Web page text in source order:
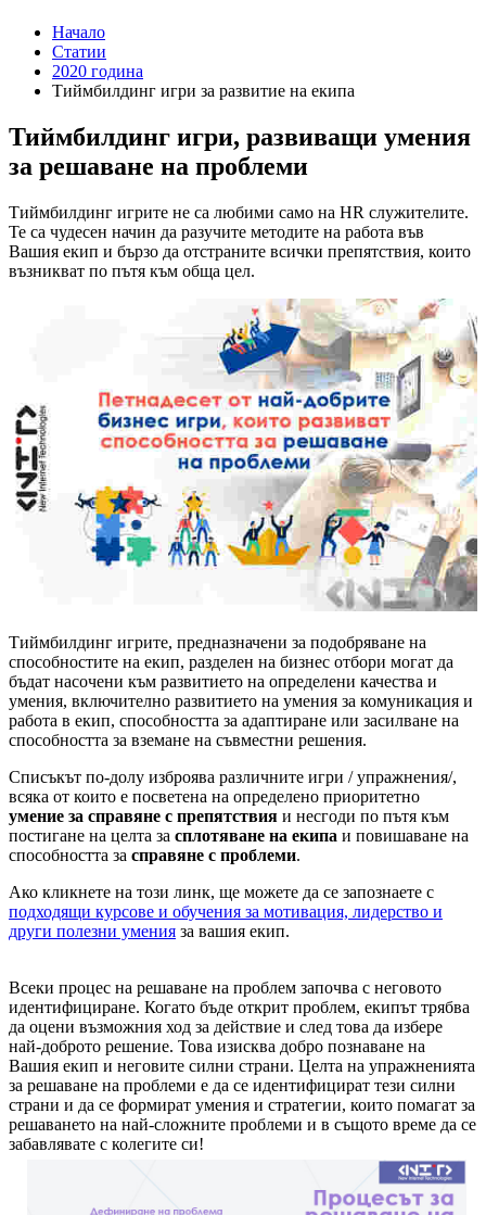
Начало
Статии
2020 година
Тиймбилдинг игри за развитие на екипа
Тиймбилдинг игри, развиващи умения
за решаване на проблеми
Тиймбилдинг игрите не са любими само на HR служителите.
Те са чудесен начин да разучите методите на работа във
Вашия екип и бързо да отстраните всички препятствия, които
възникват по пътя към обща цел.
Тиймбилдинг игрите, предназначени за подобряване на
способностите на екип, разделен на бизнес отбори могат да
бъдат насочени към развитието на определени качества и
умения, включително развитието на умения за комуникация и
работа в екип, способността за адаптиране или засилване на
способността за вземане на съвместни решения.
Списъкът по-долу изброява различните игри / упражнения/,
всяка от които е посветена на определено приоритетно
умение за справяне с препятствия и несгоди по пътя към
постигане на целта за сплотяване на екипа и повишаване на
способността за справяне с проблеми.
Ако кликнете на този линк, ще можете да се запознаете с
подходящи курсове и обучения за мотивация, лидерство и
други полезни умения за вашия екип.
Всеки процес на решаване на проблем започва с неговото
идентифициране. Когато бъде открит проблем, екипът трябва
да оцени възможния ход за действие и след това да избере
най-доброто решение. Това изисква добро познаване на
Вашия екип и неговите силни страни. Целта на упражненията
за решаване на проблеми е да се идентифицират тези силни
страни и да се формират умения и стратегии, които помагат за
решаването на най-сложните проблеми и в същото време да се
забавлявате с колегите си!